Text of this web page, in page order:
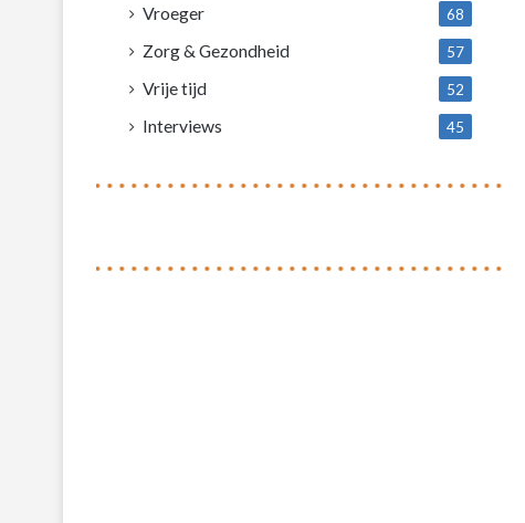
Vroeger 68
Zorg & Gezondheid 57
Vrije tijd 52
Interviews 45